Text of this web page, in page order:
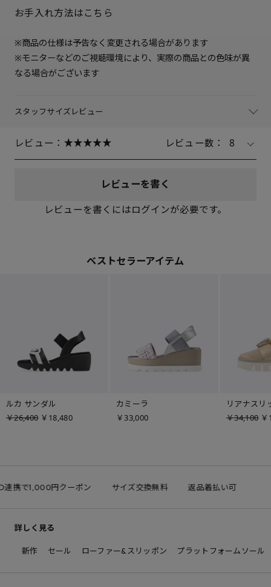
お手入れ方法はこちら
※商品の仕様は予告なく変更される場合があります
※モニターなどのご視聴環境により、実際の商品との色味が異
なる場合がございます
スタッフサイズレビュー
レビュー： レビュー数： 8
レビューを書く
レビューを書くにはログインが必要です。
ベストセラーアイテム
ルカ サンダル
￥26,400 ￥18,480
カミーラ
￥33,000
リアナスリ
￥34,100
携で1,000円クーポン サイズ交換無料 返品着払い可
詳しく見る
新作 セール ローファー&スリッポン プラットフォームソール